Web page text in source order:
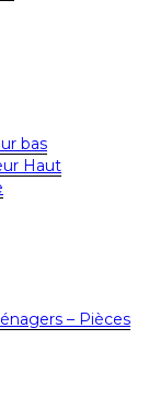
bas
Haut
– Pièces